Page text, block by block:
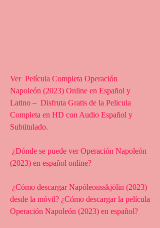
Ver  Película Completa Operación
Napoleón (2023) Online en Español y
Latino –  Disfruta Gratis de la Pelicula
Completa en HD con Audio Español y
Subtitulado.
(2023) en español online?
desde la móvil? ¿Cómo descargar la película
Operación Napoleón (2023) en español?